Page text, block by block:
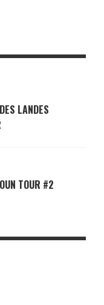
LANDES
TOUR #2